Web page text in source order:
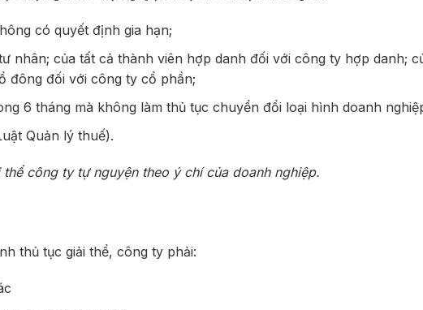
có quyết định gia hạn;
nhân; của tất cả thành viên hợp danh đối với công ty hợp danh;
đông đối với công ty cổ phần;
6 tháng mà không làm thủ tục chuyển đổi loại hình doanh
Quản lý thuế).
công ty tự nguyện theo ý chí của doanh nghiệp.
thủ tục giải thể, công ty phải: